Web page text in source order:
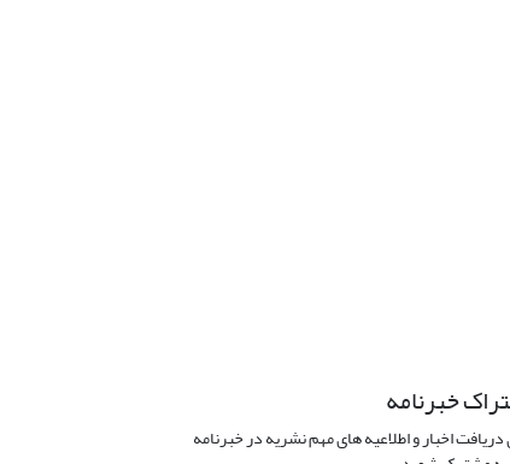
خبرنامه
دریافت اخبار و اطلاعیه های مهم نشریه در خبرنامه